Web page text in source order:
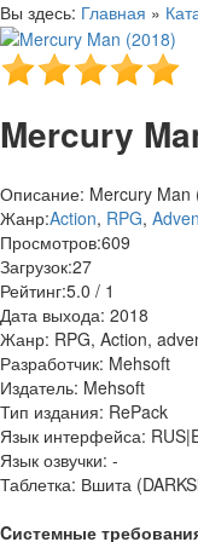
Вы здесь: Главная »
Mercury
Описание: Mercury Man
Жанр:Action, RPG,
Просмотров:609
Загрузок:27
Рейтинг:5.0 / 1
Дата выхода: 2018
Жанр: RPG, Action,
Разработчик: Mehsoft
Издатель: Mehsoft
Тип издания: RePack
Язык интерфейса:
Язык озвучки: -
Таблетка: Вшита
Cистемные